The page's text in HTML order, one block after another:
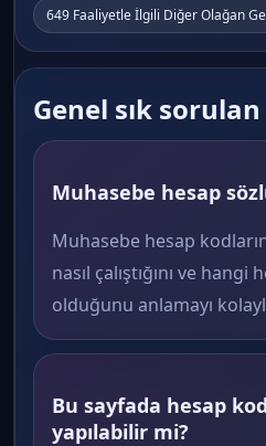
649 Faaliyetle İlgili Diğer Olağan
Genel sık
Muhasebe hesap
Muhasebe hesap
nasıl çalıştığını ve
olduğunu anlamayı
Bu sayfada hesap
yapılabilir mi?